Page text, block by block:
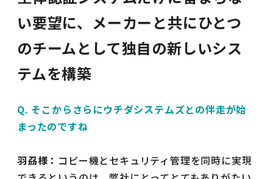
い要望に、メーカーと共にひとつ
のチームとして独自の新しいシス
テムを構築
Q. そこからさらにウチダシステムズとの伴走が始
まったのですね
羽刕様： コピー機とセキュリティ管理を同時に実現